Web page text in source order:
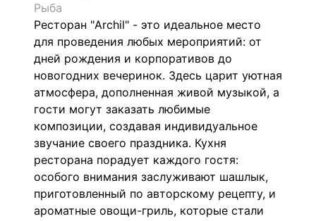
Рыба
Ресторан "Archil" - это идеальное место
для проведения любых мероприятий: от
дней рождения и корпоративов до
новогодних вечеринок. Здесь царит уютная
атмосфера, дополненная живой музыкой, а
гости могут заказать любимые
композиции, создавая индивидуальное
звучание своего праздника. Кухня
ресторана порадует каждого гостя:
особого внимания заслуживают шашлык,
приготовленный по авторскому рецепту, и
ароматные овощи-гриль, которые стали